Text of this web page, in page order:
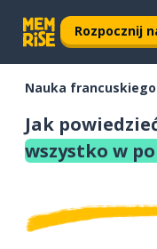
Rozpocznij
Nauka francuskiego
Jak
wszystko w